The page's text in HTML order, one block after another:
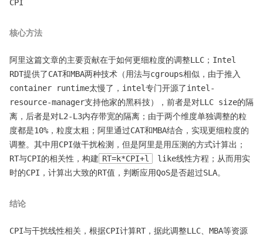
CPI
核心方法
阿里这篇文章的主要贡献在于如何更细粒度的调整LLC；Intel
RDT提供了CAT和MBA两种技术（用法与cgroups相似，由于推入
container runtime太慢了，intel专门开源了intel-
resource-manager支持他家的黑科技），前者是对LLC size的隔
离，后者是对L2-L3内存带宽的隔离；由于两个维度单独调整的粒
度都是10%，粒度太粗；阿里通过CAT和MBA结合，实现更细粒度的
调整。其中用CPI做干扰检测，但是阿里是用压测的方式计算出；
RT与CPI的相关性，构建 RT=k*CPI+l
like线性方程；从而用实
时的CPI，计算出大致的RT值，判断应用QoS是否超过SLA。
结论
CPI与干扰线性相关，根据CPI计算RT，据此调整LLC、MBA等资源